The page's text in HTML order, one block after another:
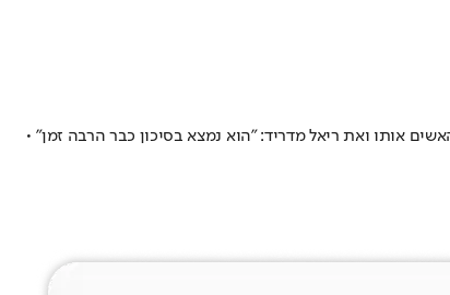
אותו ואת ריאל מדריד: "הוא נמצא בסיכון כבר הרבה זמן" •